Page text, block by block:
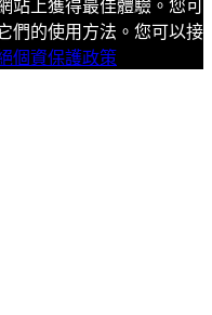
站上獲得最佳體驗。您可
們的使用方法。您可以接
個資保護政策